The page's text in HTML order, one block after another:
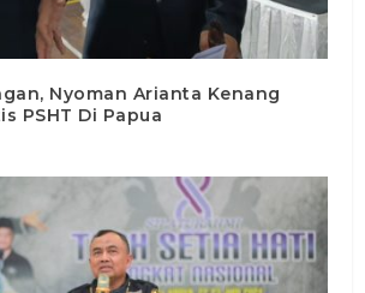
Nyoman Arianta Kenang
PSHT Di Papua